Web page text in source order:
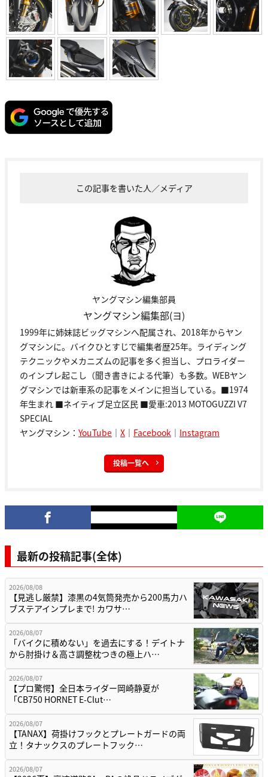
この記事を書いた人／メディア
ヤングマシン編集部員
ヤングマシン編集部(ヨ)
1999年に姉妹誌ビッグマシンへ配属され、2018年からヤン
グマシンに。バイクひとすじで編集者歴25年。ライディング
テクニックやメカニズムの記事を多く担当し、プロライダー
のインプレ起こし（聞き書きによる代筆）も多数。WEBヤン
グマシンでは新車系の記事をメインに担当している。■1974
年生まれ ■ネイティブ足立区民 ■愛車:2013 MOTOGUZZI V7
SPECIAL
ヤングマシン： YouTube ｜ X ｜ Facebook ｜ Instagram
投稿一覧へ
最新の投稿記事(全体)
2026/08/08
【見逃し厳禁】漆黒の4気筒発売から200馬力ハ
ブステアインプレまで! カワサ…
2026/08/07
「バイクに積めない」を過去にする！デイトナ
から肘掛け＆高さ調整枕つきの極上ハ…
2026/08/07
【プロ驚愕】全日本ライダー岡崎静夏が
「CB750 HORNET E-Clut…
2026/08/07
【TANAX】荷掛けフックとプレートガードの両
立！タナックスのプレートフック…
2026/08/07